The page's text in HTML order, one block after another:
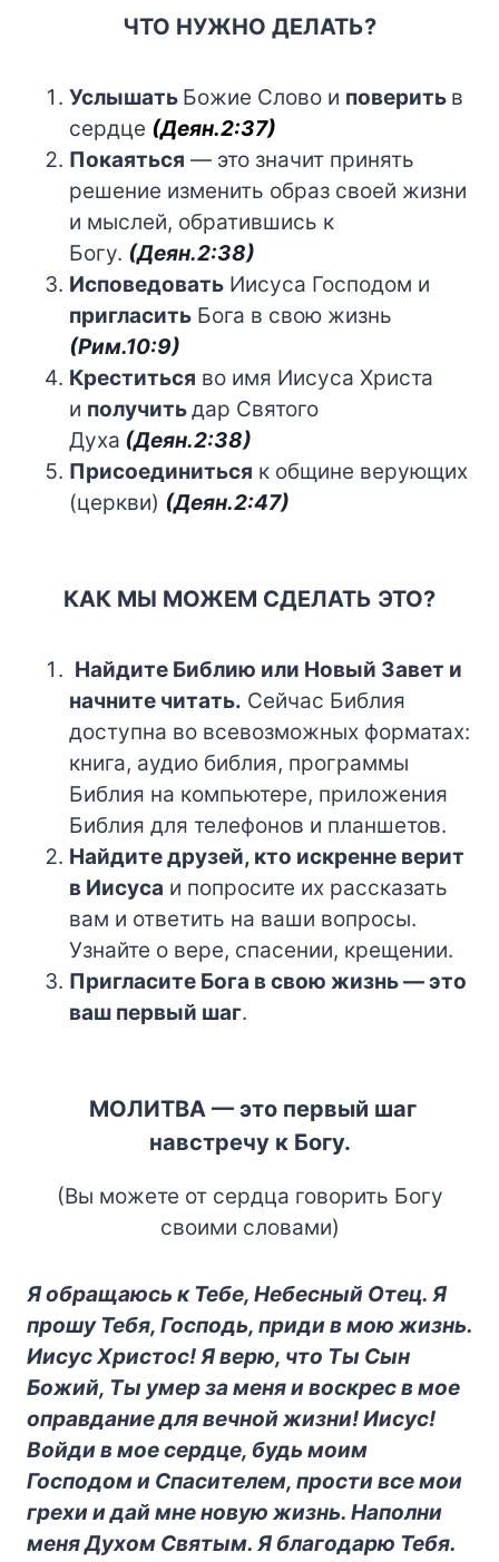
ЧТО НУЖНО ДЕЛАТЬ?
Услышать Божие Слово и поверить в
сердце (Деян.2:37)
Покаяться — это значит принять
решение изменить образ своей жизни
и мыслей, обратившись к
Богу. (Деян.2:38)
Исповедовать Иисуса Господом и
пригласить Бога в свою жизнь
(Рим.10:9)
Креститься во имя Иисуса Христа
и получитьдар Святого
Духа (Деян.2:38)
Присоединиться к общине верующих
(церкви) (Деян.2:47)
КАК МЫ МОЖЕМ СДЕЛАТЬ ЭТО?
Найдите Библию или Новый Завет и
начните читать. Сейчас Библия
доступна во всевозможных форматах:
книга, аудио библия, программы
Библия на компьютере, приложения
Библия для телефонов и планшетов.
Найдите друзей, кто искренне верит
в Иисуса и попросите их рассказать
вам и ответить на ваши вопросы.
Узнайте о вере, спасении, крещении.
Пригласите Бога в свою жизнь — это
ваш первый шаг.
МОЛИТВА — это первый шаг
навстречу к Богу.
(Вы можете от сердца говорить Богу
своими словами)
Я обращаюсь к Тебе, Небесный Отец. Я
прошу Тебя, Господь, приди в мою жизнь.
Иисус Христос! Я верю, что Ты Сын
Божий, Ты умер за меня и воскрес в мое
оправдание для вечной жизни! Иисус!
Войди в мое сердце, будь моим
Господом и Спасителем, прости все мои
грехи и дай мне новую жизнь. Наполни
меня Духом Святым. Я благодарю Тебя.